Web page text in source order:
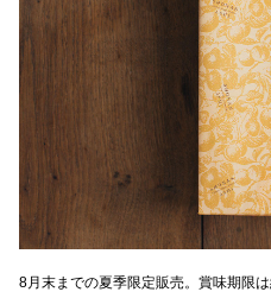
8月末までの夏季限定販売。賞味期限は